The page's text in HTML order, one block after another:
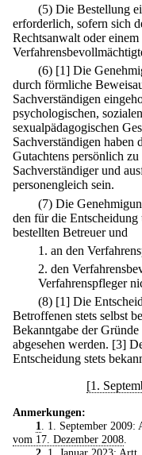
(5) Die Bestellung
erforderlich, sofern sich
Rechtsanwalt oder einem
(6) [1] Die
durch förmliche
Sachverständigen
psychologischen,
sexualpädagogischen
Sachverständigen haben
Gutachtens persönlich
Sachverständiger und
personengleich sein.
(7) Die
den für die
bestellten Betreuer und
1. an den
2. den
Verfahrenspfleger
(8) [1] Die
Betroffenen stets selbst
Bekanntgabe der
abgesehen werden. [3]
Entscheidung stets
[1.
Anmerkungen:
1. 1. September 2009:
vom 17. Dezember 2008.